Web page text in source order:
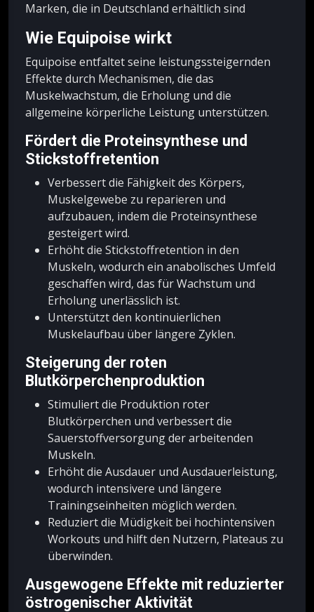
Marken, die in Deutschland erhältlich sind
Wie Equipoise wirkt
Equipoise entfaltet seine leistungssteigernden
Effekte durch Mechanismen, die das
Muskelwachstum, die Erholung und die
allgemeine körperliche Leistung unterstützen.
Fördert die Proteinsynthese und
Stickstoffretention
Verbessert die Fähigkeit des Körpers,
Muskelgewebe zu reparieren und
aufzubauen, indem die Proteinsynthese
gesteigert wird.
Erhöht die Stickstoffretention in den
Muskeln, wodurch ein anabolisches Umfeld
geschaffen wird, das für Wachstum und
Erholung unerlässlich ist.
Unterstützt den kontinuierlichen
Muskelaufbau über längere Zyklen.
Steigerung der roten
Blutkörperchenproduktion
Stimuliert die Produktion roter
Blutkörperchen und verbessert die
Sauerstoffversorgung der arbeitenden
Muskeln.
Erhöht die Ausdauer und Ausdauerleistung,
wodurch intensivere und längere
Trainingseinheiten möglich werden.
Reduziert die Müdigkeit bei hochintensiven
Workouts und hilft den Nutzern, Plateaus zu
überwinden.
Ausgewogene Effekte mit reduzierter
östrogenischer Aktivität